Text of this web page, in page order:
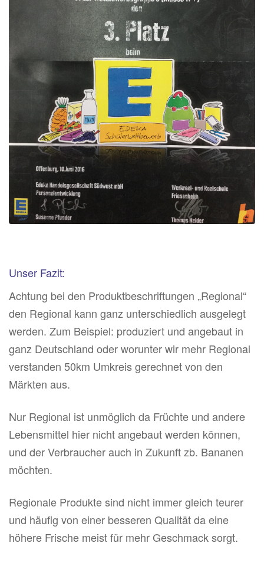
Unser Fazit:
Achtung bei den Produktbeschriftungen „Regional“
den Regional kann ganz unterschiedlich ausgelegt
werden. Zum Beispiel: produziert und angebaut in
ganz Deutschland oder worunter wir mehr Regional
verstanden 50km Umkreis gerechnet von den
Märkten aus.
Nur Regional ist unmöglich da Früchte und andere
Lebensmittel hier nicht angebaut werden können,
und der Verbraucher auch in Zukunft zb. Bananen
möchten.
Regionale Produkte sind nicht immer gleich teurer
und häufig von einer besseren Qualität da eine
höhere Frische meist für mehr Geschmack sorgt.